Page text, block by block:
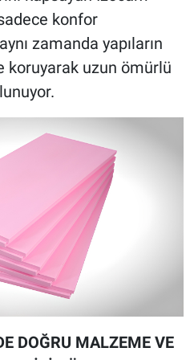
konfor
zamanda yapıların
koruyarak uzun ömürlü
DOĞRU MALZEME VE